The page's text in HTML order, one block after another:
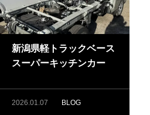
新潟県軽トラックベース
スーパーキッチンカー
2026.01.07 BLOG